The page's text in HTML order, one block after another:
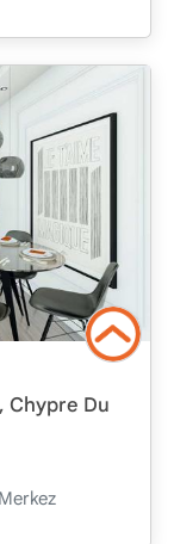
Chypre Du